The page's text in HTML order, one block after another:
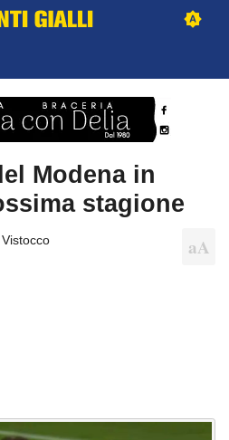
Modena in
stagione